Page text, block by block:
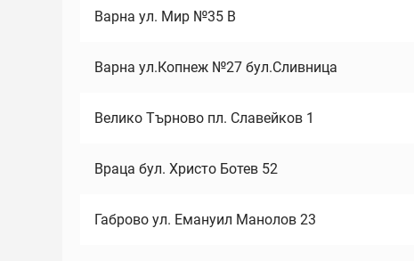
Варна ул. Мир №35 В
Варна ул.Копнеж №27 бул.Сливница
Велико Търново пл. Славейков 1
Враца бул. Христо Ботев 52
Габрово ул. Емануил Манолов 23